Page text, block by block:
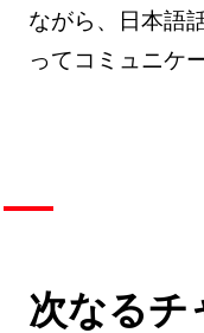
ながら、日本語
ってコミュニケ
次なるチ